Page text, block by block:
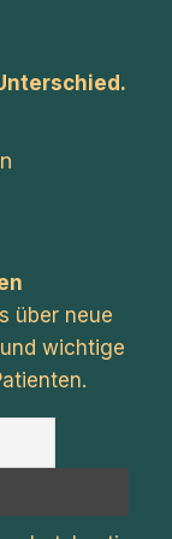
über neue
wichtige